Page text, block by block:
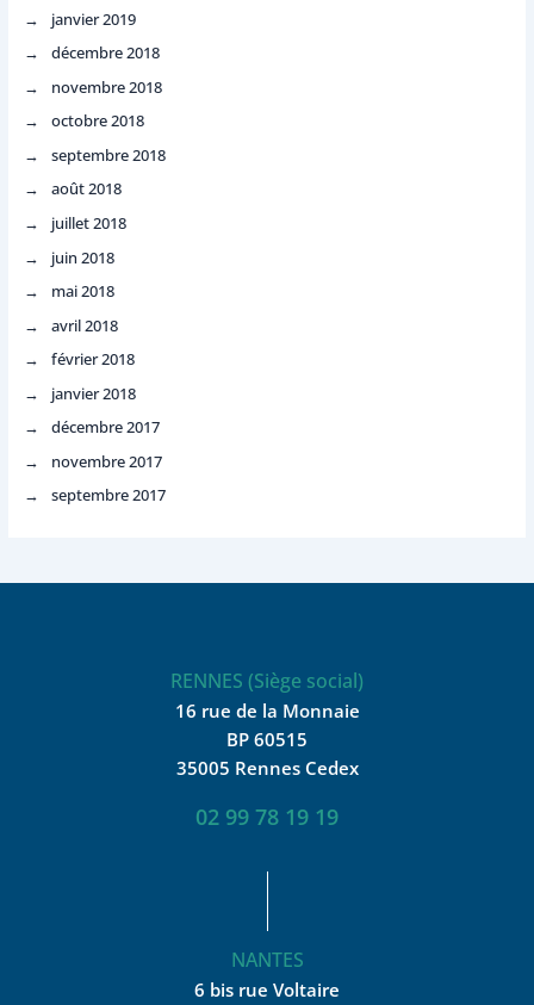
janvier 2019
décembre 2018
novembre 2018
octobre 2018
septembre 2018
août 2018
juillet 2018
juin 2018
mai 2018
avril 2018
février 2018
janvier 2018
décembre 2017
novembre 2017
septembre 2017
RENNES (Siège social)
16 rue de la Monnaie
BP 60515
35005 Rennes Cedex
02 99 78 19 19
NANTES
6 bis rue Voltaire